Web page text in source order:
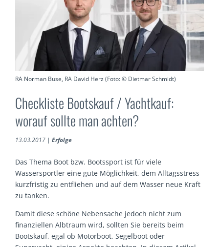
RA Norman Buse, RA David Herz (Foto: © Dietmar Schmidt)
Checkliste Bootskauf / Yachtkauf:
worauf sollte man achten?
13.03.2017 |Erfolge
Das Thema Boot bzw. Bootssport ist für viele
Wassersportler eine gute Möglichkeit, dem Alltagsstress
kurzfristig zu entfliehen und auf dem Wasser neue Kraft
zu tanken.
Damit diese schöne Nebensache jedoch nicht zum
finanziellen Albtraum wird, sollten Sie bereits beim
Bootskauf, egal ob Motorboot, Segelboot oder